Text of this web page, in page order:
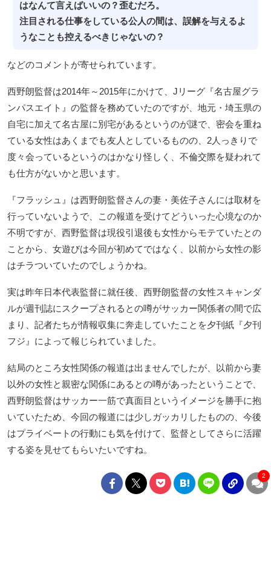
はなんて言えばいいの？歪むだろ。
注目される仕事をしている公人の間は、誤解を与えるよ
うなことも控えるべきじゃないの？
などのコメントが寄せられています。
西野朗監督は2014年～2015年にかけて、Jリーグ『名古屋グラ
ンパスエイト』の監督を務めていたのですが、地元・埼玉県の
自宅に加えて名古屋に別宅があるというのが謎で、密会を重ね
ている女性はあくまでも友人としているものの、2人っきりで
度々会っているというのはかなり怪しく、不倫交際を疑われて
も仕方がないかと思います。
『フラッシュ』は西野朗監督さんの妻・美佐子さんには取材を
行っていないようで、この報道を受けてどういった心境なのか
不明ですが、西野監督は現役引退後も女性からモテていたとの
ことから、女遊びは今回が初めてではなく、以前から女性の影
はチラついていたのでしょうかね。
実は昨年日本代表監督に就任後、西野朗監督の女性スキャンダ
ルが週刊誌にスクープされるとの噂がサッカー関係者の間で広
まり、記者たちが情報収集に奔走していたことを夕刊紙『夕刊
フジ』によって報じられていました。
結局のところ女性関係の報道は出ませんでしたが、以前から妻
以外の女性と親密な関係にあるとの噂があったということで、
西野朗監督はサッカー一筋で真面目というイメージを勝手に抱
いていたため、今回の報道には少しガッカリしたものの、今後
はプライベートの行動にも気を付けて、監督としてさらに活躍
する姿を見せてもらいたいですね。
2